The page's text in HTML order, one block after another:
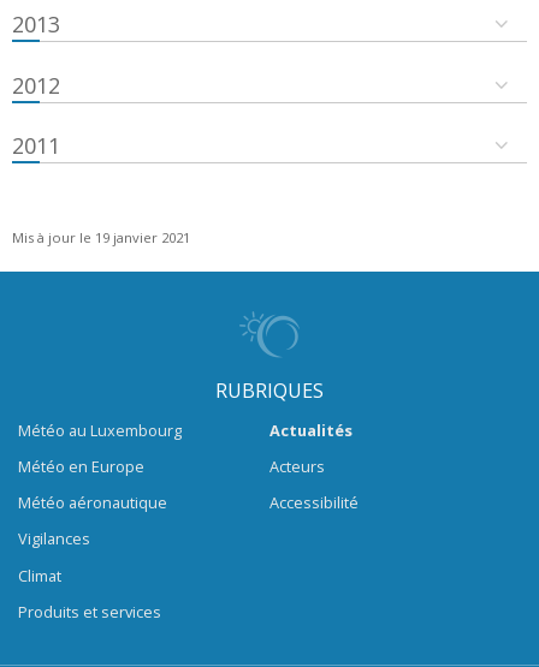
2013
2012
2011
Mis à jour le 19 janvier 2021
RUBRIQUES
Météo au Luxembourg
Météo en Europe
Météo aéronautique
Vigilances
Climat
Produits et services
Actualités
Acteurs
Accessibilité